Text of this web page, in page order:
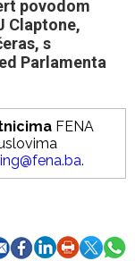
povodom
Claptone,
s
Parlamenta
FENA
.